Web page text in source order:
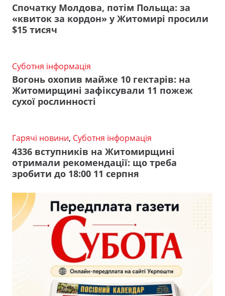
Спочатку Молдова, потім Польща: за
«квиток за кордон» у Житомирі просили
$15 тисяч
Суботня інформація
Вогонь охопив майже 10 гектарів: на
Житомирщині зафіксували 11 пожеж
сухої рослинності
Гарячі новини, Суботня інформація
4336 вступників на Житомирщині
отримали рекомендації: що треба
зробити до 18:00 11 серпня